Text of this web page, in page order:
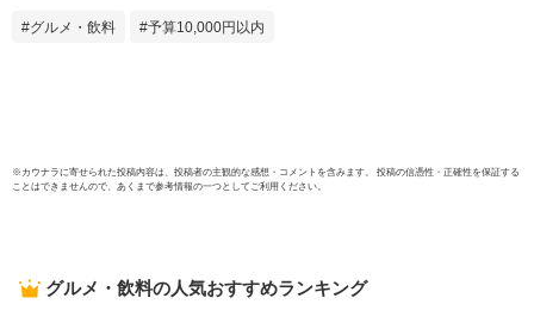
グルメ・飲料 予算10,000円以内
※ カウナラに寄せられた投稿内容は、投稿者の主観的な感想・コメントを含みます。 投稿の信憑性・正確性を保証する
ことはできませんので、あくまで参考情報の一つとしてご利用ください。
グルメ・飲料の人気おすすめランキング